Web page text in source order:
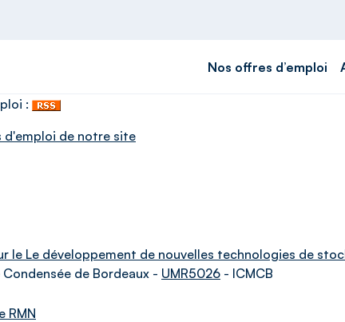
Nos offres d’emploi
:
d'emploi de notre site
le Le développement de nouvelles technologies de
de Bordeaux - UMR5026 - ICMCB
RMN